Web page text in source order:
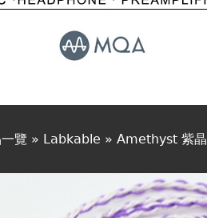
覽 » Labkable » Amethyst 紫晶